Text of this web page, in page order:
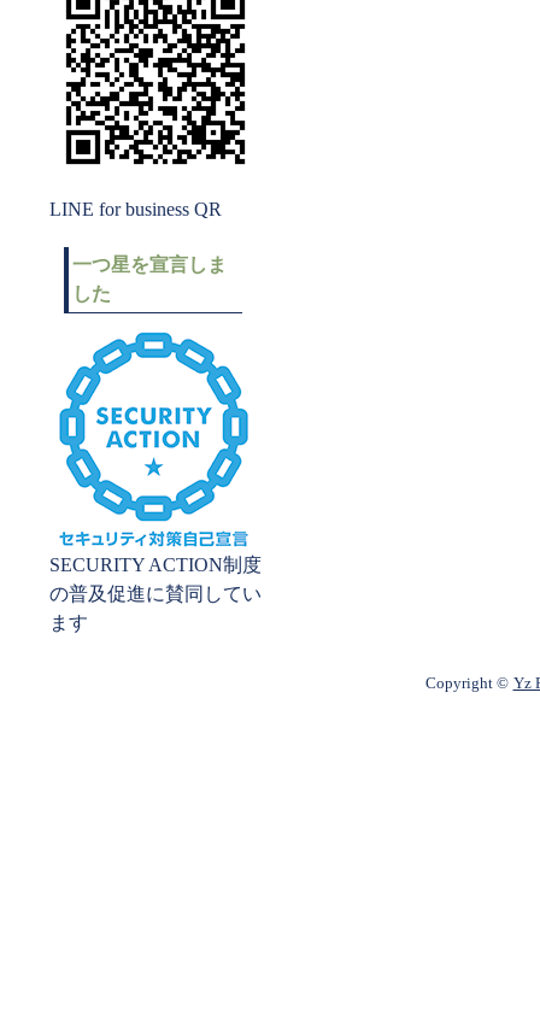
LINE for business QR
一つ星を宣言しま
した
SECURITY ACTION制度
の普及促進に賛同してい
ます
Copyright © Yz